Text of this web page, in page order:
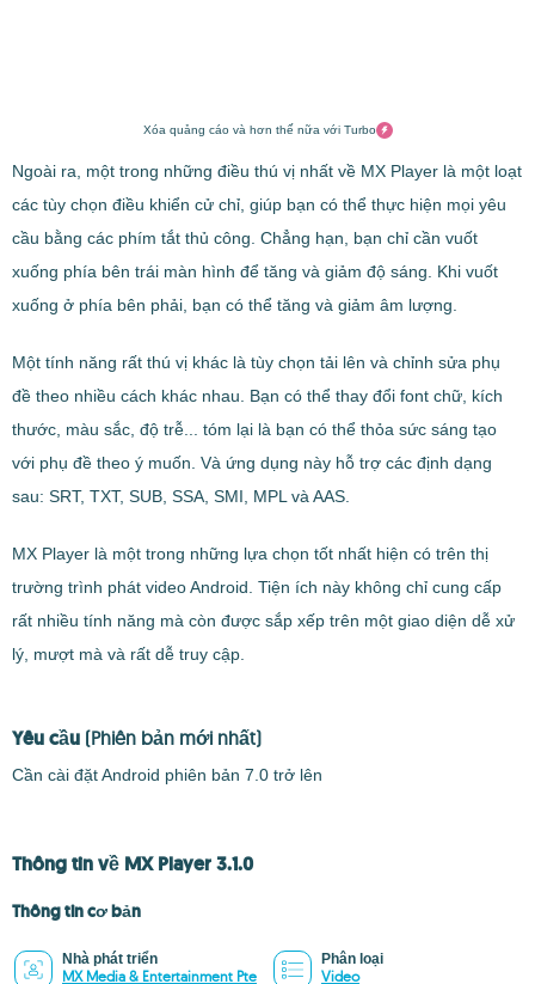
Xóa quảng cáo và hơn thế nữa với Turbo
Ngoài ra, một trong những điều thú vị nhất về MX Player là một loạt
các tùy chọn điều khiển cử chỉ, giúp bạn có thể thực hiện mọi yêu
cầu bằng các phím tắt thủ công. Chẳng hạn, bạn chỉ cần vuốt
xuống phía bên trái màn hình để tăng và giảm độ sáng. Khi vuốt
xuống ở phía bên phải, bạn có thể tăng và giảm âm lượng.
Một tính năng rất thú vị khác là tùy chọn tải lên và chỉnh sửa phụ
đề theo nhiều cách khác nhau. Bạn có thể thay đổi font chữ, kích
thước, màu sắc, độ trễ... tóm lại là bạn có thể thỏa sức sáng tạo
với phụ đề theo ý muốn. Và ứng dụng này hỗ trợ các định dạng
sau: SRT, TXT, SUB, SSA, SMI, MPL và AAS.
MX Player là một trong những lựa chọn tốt nhất hiện có trên thị
trường trình phát video Android. Tiện ích này không chỉ cung cấp
rất nhiều tính năng mà còn được sắp xếp trên một giao diện dễ xử
lý, mượt mà và rất dễ truy cập.
Yêu cầu (Phiên bản mới nhất)
Cần cài đặt Android phiên bản 7.0 trở lên
Thông tin về MX Player 3.1.0
Thông tin cơ bản
Nhà phát triển
MX Media & Entertainment Pte
Phân loại
Video